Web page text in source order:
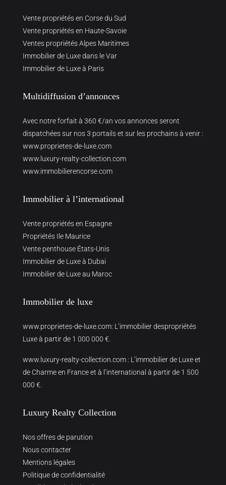
Vente propriétés en Corse du Sud
Vente propriétés en Haute-Savoie
Ventes propriétés Alpes Maritimes
Immobilier de Luxe dans le Var
Immobilier de Luxe à Paris
Multidiffusion d’annonces
Avec notre forfait à 360 €/an vos annonces seront
dispatchées sur nos 3 portails et sur les prochains à venir :
www.proprietes-de-luxe.com
www.luxury-realty-collection.com
www.immobilierencorse.com
Immobilier à l’international
Vente propriétés en Espagne
Propriétés Ile Maurice
Vente penthouse États-Unis
Immobilier de Luxe à Dubai
Immobilier de Luxe au Maroc
Immobilier de luxe
www.proprietes-de-luxe.com: L’immobilier despropriétés
Luxe à partir de 1 000 000 €.
www.luxury-realty-collection.com : L’immobilier de Luxe et
de Charme en France et à l’international à partir de 1 500
000 €.
Luxury Realty Collection
Nos offres de parution
Nous contacter
Mentions légales
Politique de confidentialité